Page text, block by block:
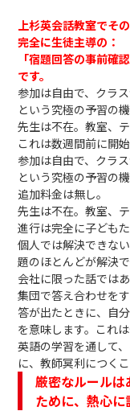
上杉英会話教室でそ
完全に生徒主導の：
「宿題回答の事前確認
です。
参加は自由で、クラ
という究極の予習の機
先生は不在。教室、
これは数週間前に開
参加は自由で、クラ
という究極の予習の機
追加料金は無し。
先生は不在。教室、
進行は完全に子ども
個人では解決できな
題のほとんどが解決
会社に限った話ではあ
集団で答え合わせを
答が出たときに、自
を意味します。これ
英語の学習を通して
に、教師冥利につくこ
厳密なルール
ために、熱心に